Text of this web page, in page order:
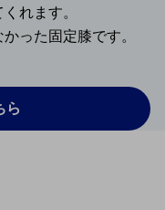
れます。
った固定膝です。
ら